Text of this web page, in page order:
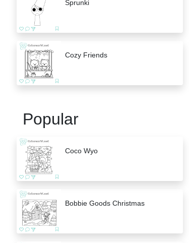
Sprunki
Cozy Friends
Popular
Coco Wyo
Bobbie Goods Christmas